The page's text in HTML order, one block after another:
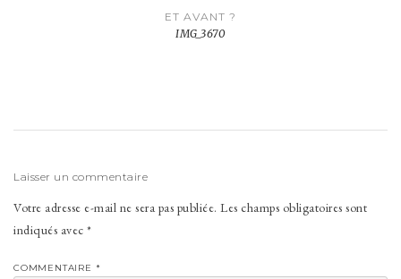
ET AVANT ?
IMG_3670
Laisser un commentaire
Votre adresse e-mail ne sera pas publiée. Les champs obligatoires sont
indiqués avec *
COMMENTAIRE *